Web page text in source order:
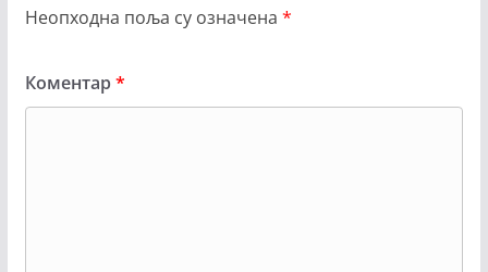
Неопходна поља су означена *
Коментар*